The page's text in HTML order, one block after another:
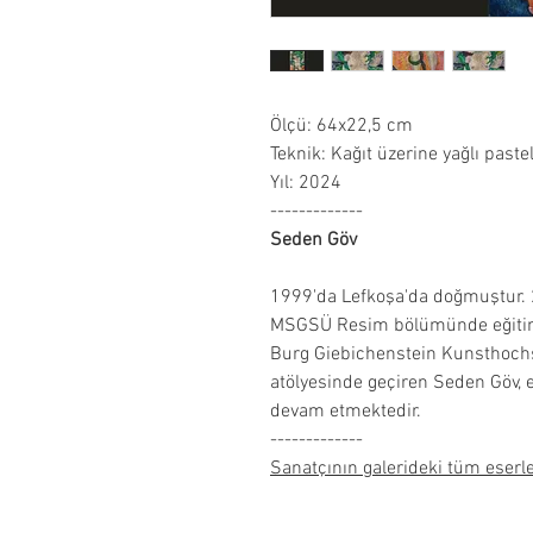
Ölçü: 64x22,5 cm
Teknik: Kağıt üzerine yağlı pastel
Yıl: 2024
-------------
Seden Göv
1999'da Lefkoşa'da doğmuştur.
MSGSÜ Resim bölümünde
Burg Giebichenstein
atölyesinde geçiren Seden
devam etmektedir.
-------------
Sanatçının galerideki tüm